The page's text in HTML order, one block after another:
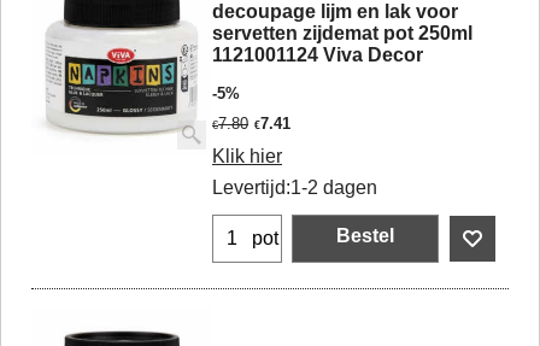
decoupage lijm en lak voor
servetten zijdemat pot 250ml
1121001124 Viva Decor
-5%
€7.80 €7.41
Klik hier
Levertijd:1-2 dagen
pot Bestel